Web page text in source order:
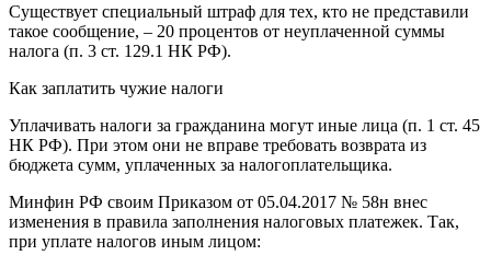
Существует специальный штраф для тех, кто не представили
такое сообщение, – 20 процентов от неуплаченной суммы
налога (п. 3 ст. 129.1 НК РФ).
Как заплатить чужие налоги
Уплачивать налоги за гражданина могут иные лица (п. 1 ст. 45
НК РФ). При этом они не вправе требовать возврата из
бюджета сумм, уплаченных за налогоплательщика.
Минфин РФ своим Приказом от 05.04.2017 № 58н внес
изменения в правила заполнения налоговых платежек. Так,
при уплате налогов иным лицом: